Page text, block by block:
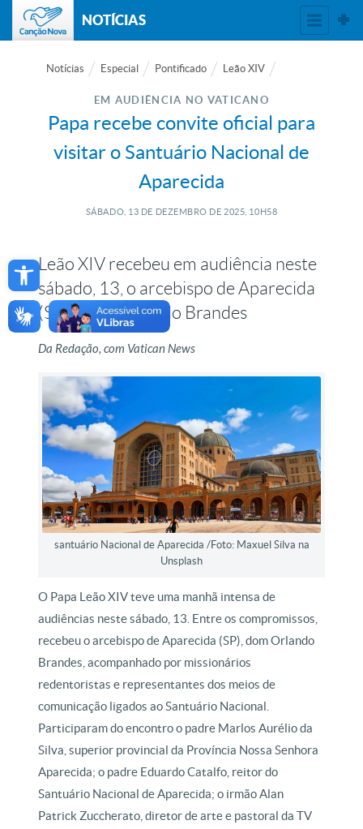
Open toolbar
NOTÍCIAS
Notícias Especial Pontificado Leão XIV
EM AUDIÊNCIA NO VATICANO
Papa recebe convite oficial para
visitar o Santuário Nacional de
Aparecida
SÁBADO, 13 DE DEZEMBRO DE 2025, 10H58
Leão XIV recebeu em audiência neste
sábado, 13, o arcebispo de Aparecida
(SP), Dom Orlando Brandes
Da Redação, com Vatican News
santuário Nacional de Aparecida /Foto: Maxuel Silva na
Unsplash
O Papa Leão XIV teve uma manhã intensa de
audiências neste sábado, 13. Entre os compromissos,
recebeu o arcebispo de Aparecida (SP), dom Orlando
Brandes, acompanhado por missionários
redentoristas e representantes dos meios de
comunicação ligados ao Santuário Nacional.
Participaram do encontro o padre Marlos Aurélio da
Silva, superior provincial da Província Nossa Senhora
Aparecida; o padre Eduardo Catalfo, reitor do
Santuário Nacional de Aparecida; o irmão Alan
Patrick Zuccherato, diretor de arte e pastoral da TV